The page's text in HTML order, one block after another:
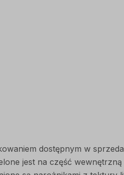
dostępnym w
jest na część